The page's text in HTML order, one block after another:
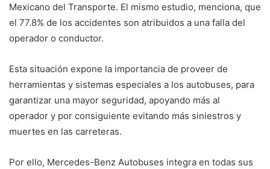
Mexicano del Transporte. El mismo estudio, menciona, que
el 77.8% de los accidentes son atribuidos a una falla del
operador o conductor.
Esta situación expone la importancia de proveer de
herramientas y sistemas especiales a los autobuses, para
garantizar una mayor seguridad, apoyando más al
operador y por consiguiente evitando más siniestros y
muertes en las carreteras.
Por ello, Mercedes-Benz Autobuses integra en todas sus